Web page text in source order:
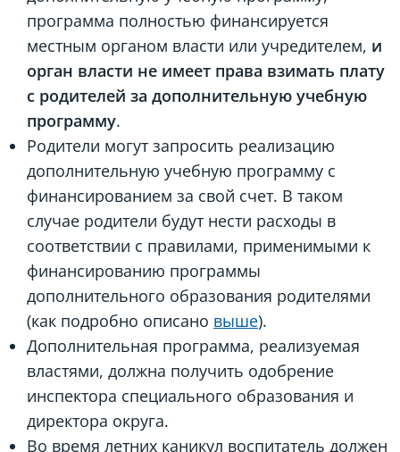
программа полностью финансируется
местным органом власти или учредителем, и
орган власти не имеет права взимать плату
с родителей за дополнительную учебную
программу.
Родители могут запросить реализацию
дополнительную учебную программу с
финансированием за свой счет. В таком
случае родители будут нести расходы в
соответствии с правилами, применимыми к
финансированию программы
дополнительного образования родителями
(как подробно описано выше).
Дополнительная программа, реализуемая
властями, должна получить одобрение
инспектора специального образования и
директора округа.
Во время летних каникул воспитатель должен